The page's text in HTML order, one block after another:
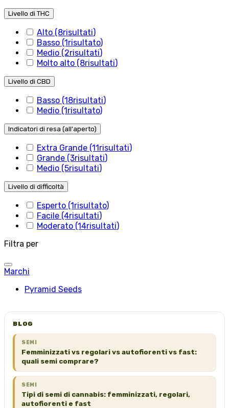
Livello di THC
Alto (8risultati)
Basso (1risultato)
Medio (2risultati)
Molto alto (8risultati)
Livello di CBD
Basso (18risultati)
Medio (1risultato)
Indicatori di resa (all'aperto)
Extra Grande (11risultati)
Grande (3risultati)
Medio (5risultati)
Livello di difficoltà
Esperto (1risultato)
Facile (4risultati)
Moderato (14risultati)
Filtra per
Marchi
Pyramid Seeds
BLOG
SEMI
Femminizzati vs regolari vs autofiorenti vs fast:
quali semi comprare?
SEMI
Tipi di semi di cannabis: femminizzati, regolari,
autofiorenti e fast